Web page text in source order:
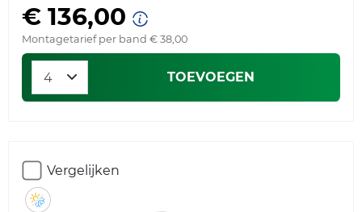
€ 136,00
Montagetarief per band € 38,00
TOEVOEGEN
Vergelijken